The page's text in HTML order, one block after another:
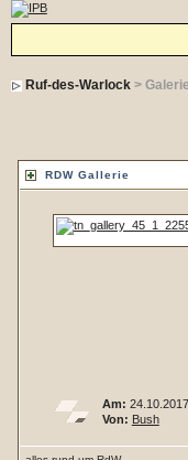
Ruf-des-Warlock> Galerie
RDW Gallerie
Am:
Von: Bush